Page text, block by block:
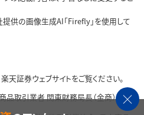
供の画像生成AI「Firefly」を使用して
天証券ウェブサイトをご覧ください。
取引業者 関東財務局長（金商）第195